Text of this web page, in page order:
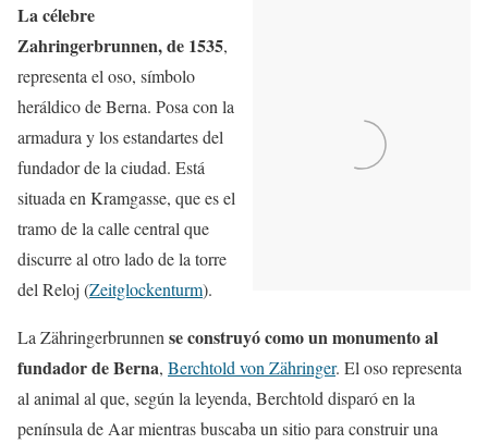
La célebre
Zahringerbrunnen, de 1535,
representa el oso, símbolo
heráldico de Berna. Posa con la
armadura y los estandartes del
fundador de la ciudad. Está
situada en Kramgasse, que es el
tramo de la calle central que
discurre al otro lado de la torre
del Reloj (Zeitglockenturm).
La Zähringerbrunnen se construyó como un monumento al
fundador de Berna, Berchtold von Zähringer. El oso representa
al animal al que, según la leyenda, Berchtold disparó en la
península de Aar mientras buscaba un sitio para construir una